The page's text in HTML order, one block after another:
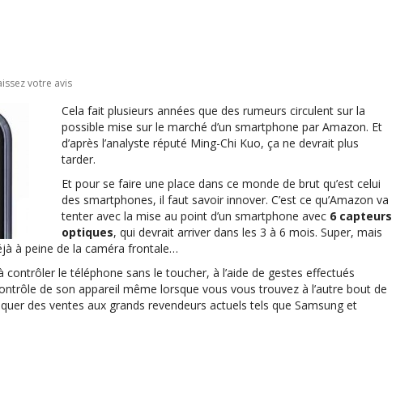
votre avis
Cela fait plusieurs années que des rumeurs circulent sur la
possible mise sur le marché d’un smartphone par Amazon. Et
d’après l’analyste réputé Ming-Chi Kuo, ça ne devrait plus
tarder.
Et pour se faire une place dans ce monde de brut qu’est celui
des smartphones, il faut savoir innover. C’est ce qu’Amazon va
tenter avec la mise au point d’un smartphone avec 6 capteurs
optiques, qui devrait arriver dans les 3 à 6 mois. Super, mais
à peine de la caméra frontale…
contrôler le téléphone sans le toucher, à l’aide de gestes effectués
de son appareil même lorsque vous vous trouvez à l’autre bout de
des ventes aux grands revendeurs actuels tels que Samsung et